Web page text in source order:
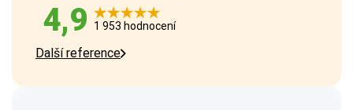
4,9 1 953 hodnocení
Další reference